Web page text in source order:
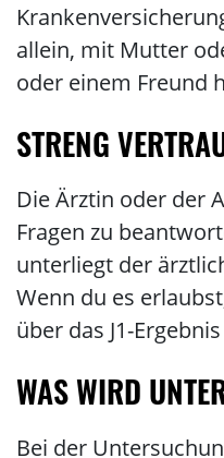
allein, mit Mutter
oder einem Freund
STRENG
Die Ärztin oder der
Fragen zu
unterliegt der
Wenn du es
über das J1-
WAS WIRD
Bei der